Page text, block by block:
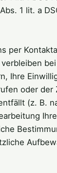
1 lit. a
per
Ihre
oder der
(z. B.